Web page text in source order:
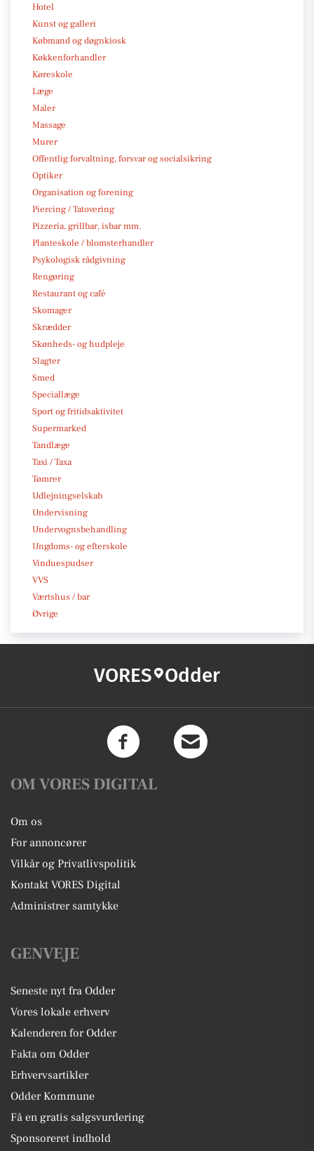
Hotel
Kunst og galleri
Købmand og døgnkiosk
Køkkenforhandler
Køreskole
Læge
Maler
Massage
Murer
Offentlig forvaltning, forsvar og socialsikring
Optiker
Organisation og forening
Piercing / Tatovering
Pizzeria, grillbar, isbar mm.
Planteskole / blomsterhandler
Psykologisk rådgivning
Rengøring
Restaurant og café
Skomager
Skrædder
Skønheds- og hudpleje
Slagter
Smed
Speciallæge
Sport og fritidsaktivitet
Supermarked
Tandlæge
Taxi / Taxa
Tømrer
Udlejningselskab
Undervisning
Undervognsbehandling
Ungdoms- og efterskole
Vinduespudser
VVS
Værtshus / bar
Øvrige
VORES Odder
OM VORES DIGITAL
Om os
For annoncører
Vilkår og Privatlivspolitik
Kontakt VORES Digital
Administrer samtykke
GENVEJE
Seneste nyt fra Odder
Vores lokale erhverv
Kalenderen for Odder
Fakta om Odder
Erhvervsartikler
Odder Kommune
Få en gratis salgsvurdering
Sponsoreret indhold